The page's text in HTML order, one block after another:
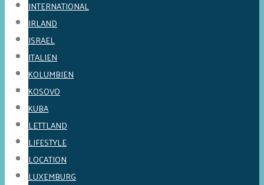
INTERNATIONAL
IRLAND
ISRAEL
ITALIEN
KOLUMBIEN
KOSOVO
KUBA
LETTLAND
LIFESTYLE
LOCATION
LUXEMBURG